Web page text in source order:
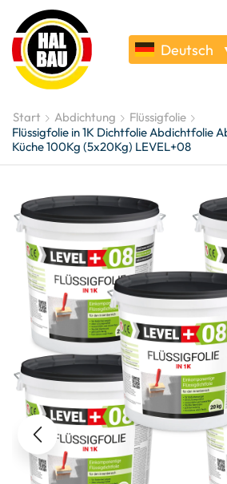
Deutsch
Start Abdichtung
Flüssigfolie
Flüssigfolie in 1K Dichtfolie Abdichtfolie
Küche 100Kg (5x20Kg) LEVEL+08